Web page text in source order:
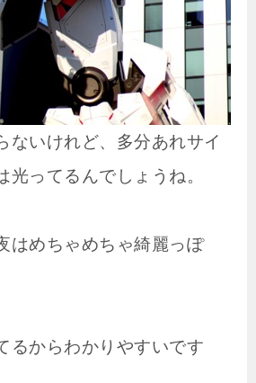
ないけれど、多分あれサイ
光ってるんでしょうね。
はめちゃめちゃ綺麗っぽ
るからわかりやすいです